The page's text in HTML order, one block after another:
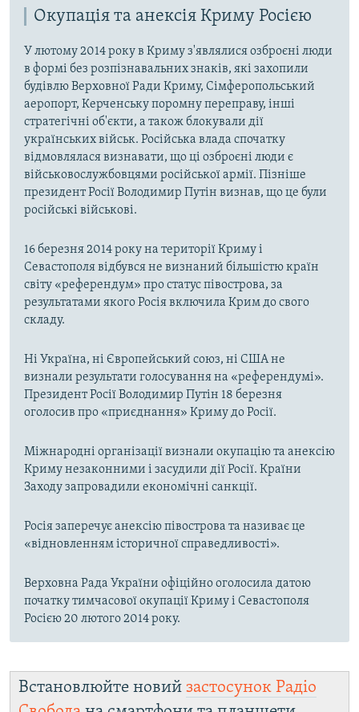
Окупація та анексія Криму Росією
У лютому 2014 року в Криму з'являлися озброєні люди
в формі без розпізнавальних знаків, які захопили
будівлю Верховної Ради Криму, Сімферопольський
аеропорт, Керченську поромну переправу, інші
стратегічні об'єкти, а також блокували дії
українських військ. Російська влада спочатку
відмовлялася визнавати, що ці озброєні люди є
військовослужбовцями російської армії. Пізніше
президент Росії Володимир Путін визнав, що це були
російські військові.
16 березня 2014 року на території Криму і
Севастополя відбувся не визнаний більшістю країн
світу «референдум» про статус півострова, за
результатами якого Росія включила Крим до свого
складу.
Ні Україна, ні Європейський союз, ні США не
визнали результати голосування на «референдумі».
Президент Росії Володимир Путін 18 березня
оголосив про «приєднання» Криму до Росії.
Міжнародні організації визнали окупацію та анексію
Криму незаконними і засудили дії Росії. Країни
Заходу запровадили економічні санкції.
Росія заперечує анексію півострова та називає це
«відновленням історичної справедливості».
Верховна Рада України офіційно оголосила датою
початку тимчасової окупації Криму і Севастополя
Росією 20 лютого 2014 року.
Встановлюйте новий застосунок Радіо